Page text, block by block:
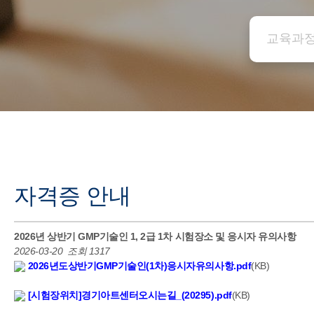
자격증 안내
2026년 상반기 GMP기술인 1, 2급 1차 시험장소 및 응시자 유의사항
2026-03-20 조회 1317
2026년도상반기GMP기술인(1차)응시자유의사항.pdf(KB)
[시험장위치]경기아트센터오시는길_(20295).pdf(KB)